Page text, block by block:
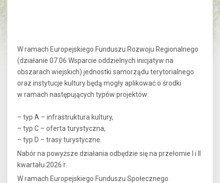
W ramach Europejskiego Funduszu Rozwoju Regionalnego
(działanie 07.06 Wsparcie oddzielnych inicjatyw na
obszarach wiejskich) jednostki samorządu terytorialnego
oraz instytucje kultury będą mogły aplikować o środki
w ramach następujących typów projektów:
– typ A – infrastruktura kultury,
– typ C – oferta turystyczna,
– typ D – trasy turystyczne.
Nabór na powyższe działania odbędzie się na przełomie I i II
kwartału 2026 r.
W ramach Europejskiego Funduszu Społecznego